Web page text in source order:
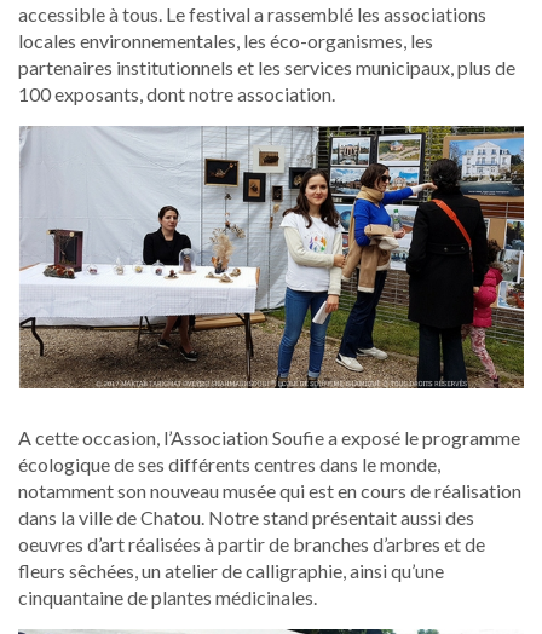
accessible à tous. Le festival a rassemblé les associations
locales environnementales, les éco-organismes, les
partenaires institutionnels et les services municipaux, plus de
100 exposants, dont notre association.
A cette occasion, l’Association Soufie a exposé le programme
écologique de ses différents centres dans le monde,
notamment son nouveau musée qui est en cours de réalisation
dans la ville de Chatou. Notre stand présentait aussi des
oeuvres d’art réalisées à partir de branches d’arbres et de
fleurs sêchées, un atelier de calligraphie, ainsi qu’une
cinquantaine de plantes médicinales.